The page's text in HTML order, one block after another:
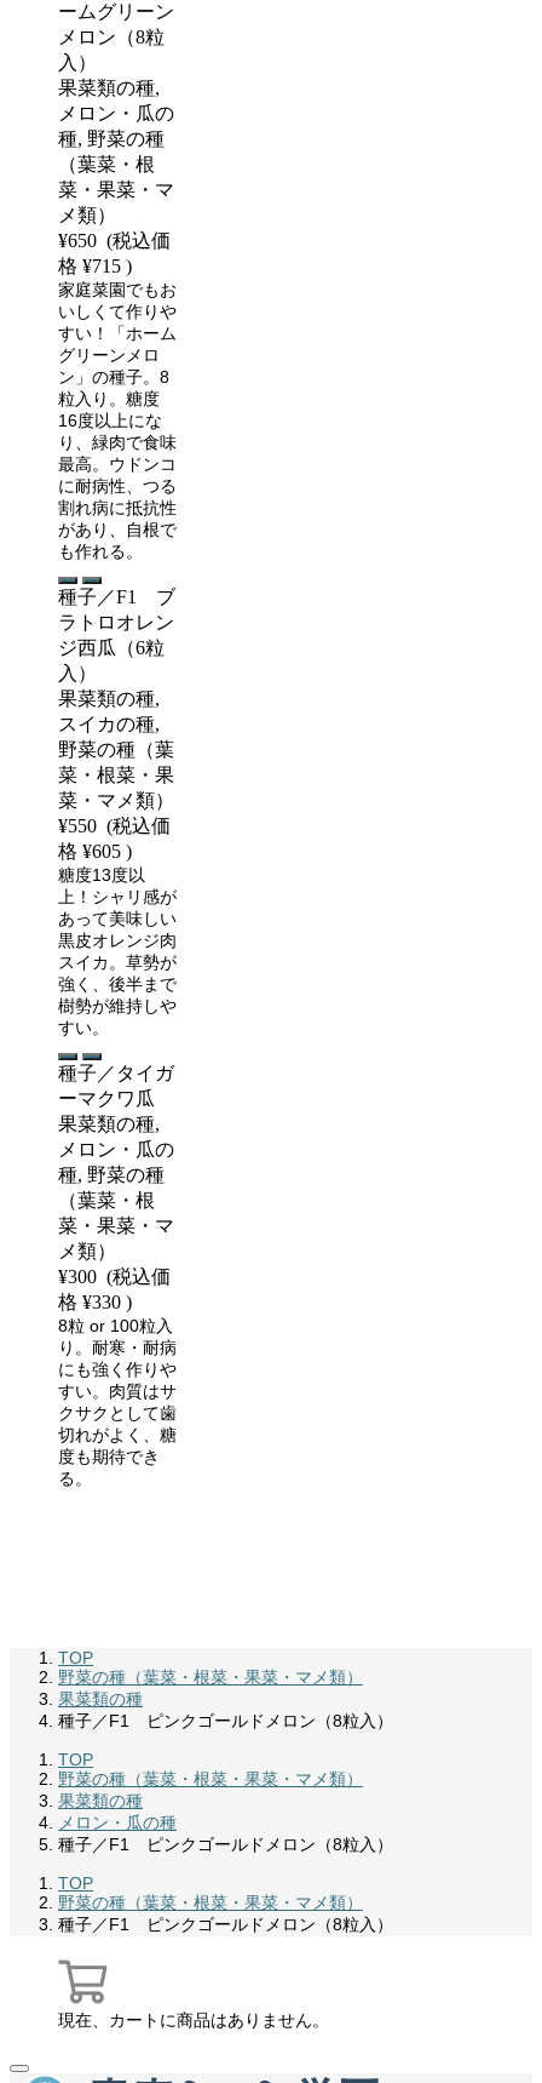
ームグリーン
メロン（8粒
入）
果菜類の種,
メロン・瓜の
種, 野菜の種
（葉菜・根
菜・果菜・マ
メ類）
¥650 (税込価
格 ¥715 )
家庭菜園でもお
いしくて作りや
すい！「ホーム
グリーンメロ
ン」の種子。8
粒入り。糖度
16度以上にな
り、緑肉で食味
最高。ウドンコ
に耐病性、つる
割れ病に抵抗性
があり、自根で
も作れる。
種子／F1 ブ
ラトロオレン
ジ西瓜（6粒
入）
果菜類の種,
スイカの種,
野菜の種（葉
菜・根菜・果
菜・マメ類）
¥550 (税込価
格 ¥605 )
糖度13度以
上！シャリ感が
あって美味しい
黒皮オレンジ肉
スイカ。草勢が
強く、後半まで
樹勢が維持しや
すい。
種子／タイガ
ーマクワ瓜
果菜類の種,
メロン・瓜の
種, 野菜の種
（葉菜・根
菜・果菜・マ
メ類）
¥300 (税込価
格 ¥330 )
8粒 or 100粒入
り。耐寒・耐病
にも強く作りや
すい。肉質はサ
クサクとして歯
切れがよく、糖
度も期待でき
る。
TOP
野菜の種（葉菜・根菜・果菜・マメ類）
果菜類の種
種子／F1 ピンクゴールドメロン（8粒入）
TOP
野菜の種（葉菜・根菜・果菜・マメ類）
果菜類の種
メロン・瓜の種
種子／F1 ピンクゴールドメロン（8粒入）
TOP
野菜の種（葉菜・根菜・果菜・マメ類）
種子／F1 ピンクゴールドメロン（8粒入）
現在、カートに商品はありません。